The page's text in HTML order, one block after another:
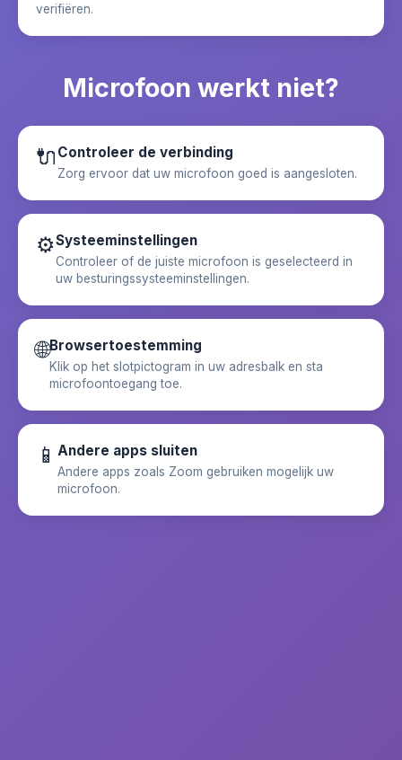
verifiëren.
Microfoon werkt niet?
🔌 Controleer de verbinding
Zorg ervoor dat uw microfoon goed is aangesloten.
⚙️Systeeminstellingen
Controleer of de juiste microfoon is geselecteerd in
uw besturingssysteeminstellingen.
🌐Browsertoestemming
Klik op het slotpictogram in uw adresbalk en sta
microfoontoegang toe.
📱 Andere apps sluiten
Andere apps zoals Zoom gebruiken mogelijk uw
microfoon.